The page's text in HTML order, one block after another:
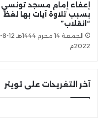
إعفاء إمام مسجد تونسي
بسبب تلاوة آيات بها لفظ
“انقلاب”
الجمعة 14 محرم 1444هـ 12-8-
2022م
آخر التغريدات على تويتر